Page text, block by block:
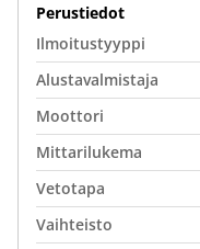
Perustiedot
Ilmoitustyyppi
Alustavalmistaja
Moottori
Mittarilukema
Vetotapa
Vaihteisto